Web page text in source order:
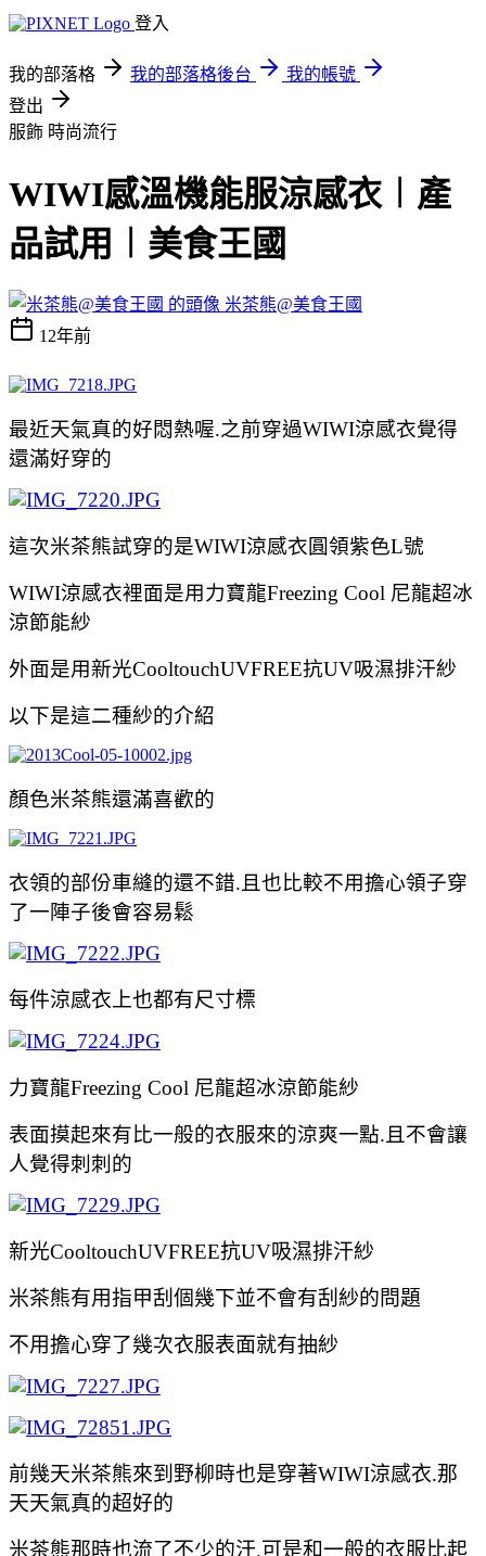
登入
我的部落格 我的部落格後台
我的帳號
登出
服飾 時尚流行
WIWI感溫機能服涼感衣︱產
品試用︱美食王國
米茶熊@美食王國
12年前
最近天氣真的好悶熱喔.之前穿過WIWI涼感衣覺得
還滿好穿的
這次米茶熊試穿的是WIWI涼感衣圓領紫色L號
WIWI涼感衣裡面是用力寶龍Freezing Cool 尼龍超冰
涼節能紗
外面是用新光CooltouchUVFREE抗UV吸濕排汗紗
以下是這二種紗的介紹
顏色米茶熊還滿喜歡的
衣領的部份車縫的還不錯.且也比較不用擔心領子穿
了一陣子後會容易鬆
每件涼感衣上也都有尺寸標
力寶龍Freezing Cool 尼龍超冰涼節能紗
表面摸起來有比一般的衣服來的涼爽一點.且不會讓
人覺得刺刺的
新光CooltouchUVFREE抗UV吸濕排汗紗
米茶熊有用指甲刮個幾下並不會有刮紗的問題
不用擔心穿了幾次衣服表面就有抽紗
前幾天米茶熊來到野柳時也是穿著WIWI涼感衣.那
天天氣真的超好的
米茶熊那時也流了不少的汗.可是和一般的衣服比起